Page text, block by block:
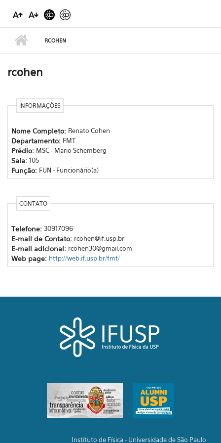
RCOHEN
rcohen
INFORMAÇÕES
Nome Completo: Renato Cohen
Departamento: FMT
Prédio: MSC - Mario Schemberg
Sala: 105
Função: FUN - Funcionário(a)
CONTATO
Telefone: 30917096
E-mail de Contato: rcohen@if.usp.br
E-mail adicional: rcohen30@gmail.com
Web page: http://web.if.usp.br/fmt/
Instituto de Física - Universidade de São Paulo